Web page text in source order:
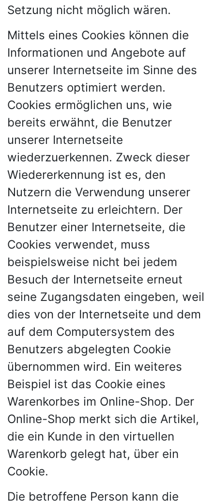
Setzung nicht möglich wären.
Mittels eines Cookies können die
Informationen und Angebote auf
unserer Internetseite im Sinne des
Benutzers optimiert werden.
Cookies ermöglichen uns, wie
bereits erwähnt, die Benutzer
unserer Internetseite
wiederzuerkennen. Zweck dieser
Wiedererkennung ist es, den
Nutzern die Verwendung unserer
Internetseite zu erleichtern. Der
Benutzer einer Internetseite, die
Cookies verwendet, muss
beispielsweise nicht bei jedem
Besuch der Internetseite erneut
seine Zugangsdaten eingeben, weil
dies von der Internetseite und dem
auf dem Computersystem des
Benutzers abgelegten Cookie
übernommen wird. Ein weiteres
Beispiel ist das Cookie eines
Warenkorbes im Online-Shop. Der
Online-Shop merkt sich die Artikel,
die ein Kunde in den virtuellen
Warenkorb gelegt hat, über ein
Cookie.
Die betroffene Person kann die